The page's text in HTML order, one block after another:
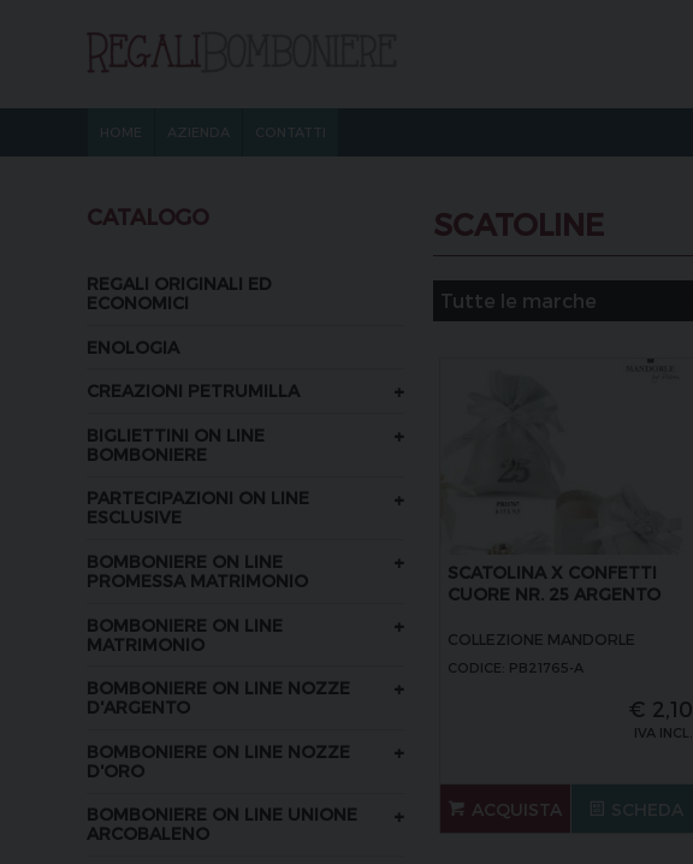
CATALOGO
REGALI ORIGINALI ED
ECONOMICI
ENOLOGIA
CREAZIONI PETRUMILLA +
BIGLIETTINI ON LINE
BOMBONIERE
+
PARTECIPAZIONI ON LINE
ESCLUSIVE
+
BOMBONIERE ON LINE
PROMESSA MATRIMONIO
+
BOMBONIERE ON LINE
MATRIMONIO
+
BOMBONIERE ON LINE NOZZE
D'ARGENTO
+
BOMBONIERE ON LINE NOZZE
D'ORO
+
BOMBONIERE ON LINE UNIONE
ARCOBALENO
+
SCATOLINE
SCATOLINA X CONFETTI
CUORE NR. 25 ARGENTO
COLLEZIONE MANDORLE
CODICE: PB21765-A
€ 2,10
IVA INCL.
ACQUISTA